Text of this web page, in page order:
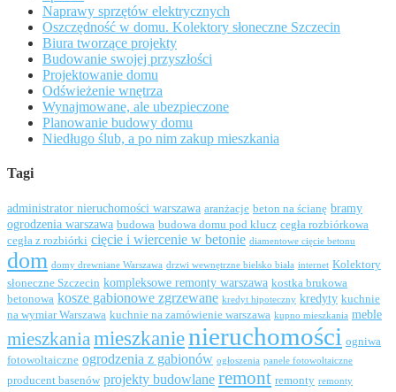
Naprawy sprzętów elektrycznych
Oszczędność w domu. Kolektory słoneczne Szczecin
Biura tworzące projekty
Budowanie swojej przyszłości
Projektowanie domu
Odświeżenie wnętrza
Wynajmowane, ale ubezpieczone
Planowanie budowy domu
Niedługo ślub, a po nim zakup mieszkania
Tagi
administrator nieruchomości warszawa aranżacje beton na ścianę bramy
ogrodzenia warszawa budowa budowa domu pod klucz cegła rozbiórkowa
cegła z rozbiórki cięcie i wiercenie w betonie diamentowe cięcie betonu
dom domy drewniane Warszawa drzwi wewnętrzne bielsko biała internet Kolektory
słoneczne Szczecin kompleksowe remonty warszawa kostka brukowa
betonowa kosze gabionowe zgrzewane kredyt hipoteczny kredyty kuchnie
na wymiar Warszawa kuchnie na zamówienie warszawa kupno mieszkania meble
mieszkaniamieszkanienieruchomości ogniwa
fotowoltaiczne ogrodzenia z gabionów ogłoszenia panele fotowoltaiczne
producent basenów projekty budowlane remont remonty remonty